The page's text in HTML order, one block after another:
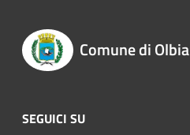
Comune di Olbia
SEGUICI SU